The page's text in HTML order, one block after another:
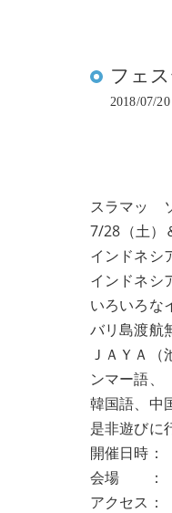
フェ
2018/07/20
スラマッ
7/28（土）
インドネシ
インドネシ
いろいろな
バリ島渡航
ＪＡＹＡ
ンマー語、
韓国語、中
是非遊びに
開催日時
会場 ： 日
アクセス：